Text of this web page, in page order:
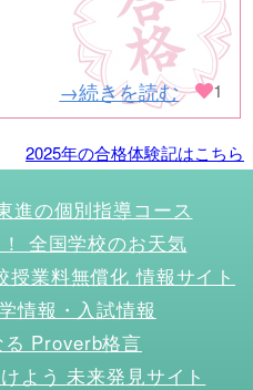
→続きを読む 1
2025年の合格体験記はこちら
進の個別指導コース
全国学校のお天気
業料無償化 情報サイト
情報・入試情報
Proverb格言
よう 未来発見サイト